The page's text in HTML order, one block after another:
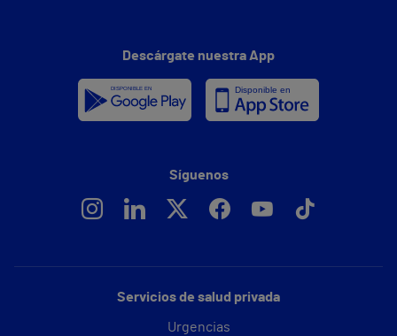
Servicios de salud privada
Urgencias
Descárgate nuestra App
Síguenos